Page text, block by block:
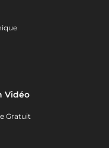
Vidéo
Gratuit